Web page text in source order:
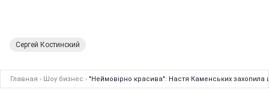
Сергей Костинский
Главная › Шоу бизнес › "Неймовірно красива": Настя Каменських